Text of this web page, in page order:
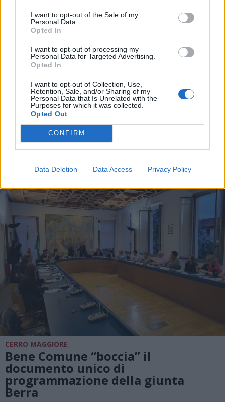
I want to opt-out of the Sale of my
Personal Data.
Opted In
I want to opt-out of processing my
Personal Data for Targeted Advertising.
Opted In
I want to opt-out of Collection, Use,
Retention, Sale, and/or Sharing of my
Personal Data that Is Unrelated with the
Purposes for which it was collected.
Opted Out
CONFIRM
Data Deletion Data Access Privacy Policy
CERRO MAGGIORE
“Ognuno di noi può fare la
differenza”: serata contro la
violenza sulle donne a Cerro
Maggiore
CERRO MAGGIORE
Bene Comune “boccia” il
documento unico di
programmazione della giunta
Berra